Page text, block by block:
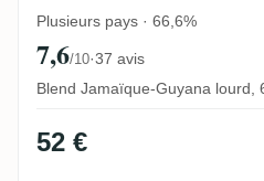
Plusieurs pays · 66,6%
7,6/10·37 avis
Blend Jamaïque-Guyana lourd,
52 €